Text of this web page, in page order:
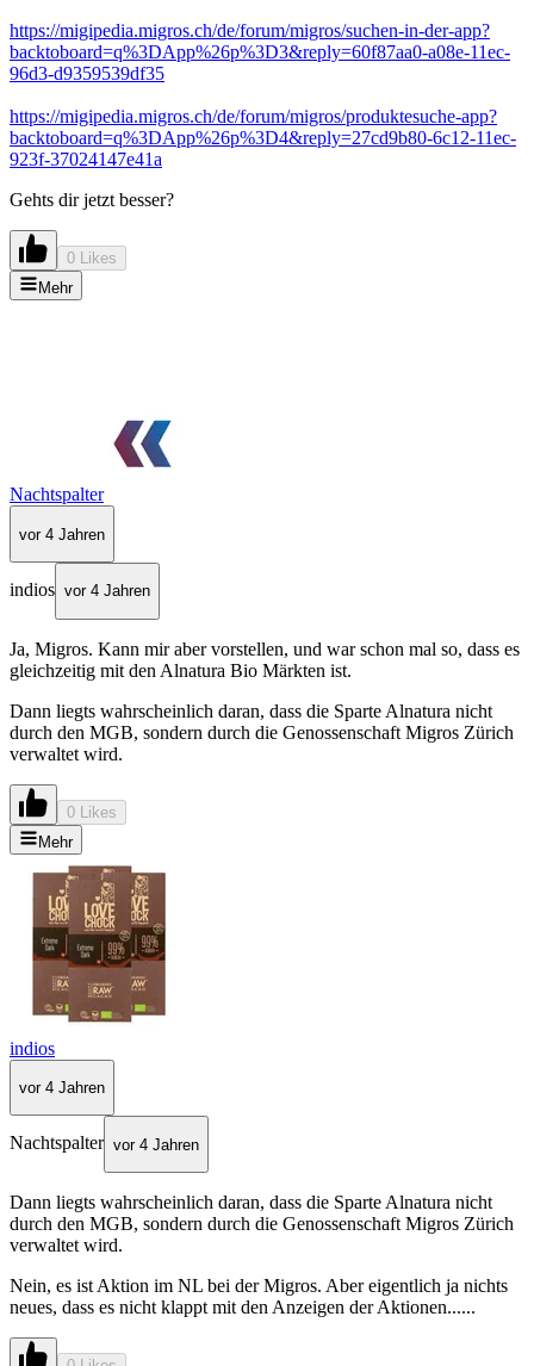
https://migipedia.migros.ch/de/forum/migros/suchen-in-der-app?
backtoboard=q%3DApp%26p%3D3&reply=60f87aa0-a08e-11ec-
96d3-d9359539df35
https://migipedia.migros.ch/de/forum/migros/produktesuche-app?
backtoboard=q%3DApp%26p%3D4&reply=27cd9b80-6c12-11ec-
923f-37024147e41a
Gehts dir jetzt besser?
0 Likes
Mehr
Nachtspalter
vor 4 Jahren
indios vor 4 Jahren
Ja, Migros. Kann mir aber vorstellen, und war schon mal so, dass es
gleichzeitig mit den Alnatura Bio Märkten ist.
Dann liegts wahrscheinlich daran, dass die Sparte Alnatura nicht
durch den MGB, sondern durch die Genossenschaft Migros Zürich
verwaltet wird.
0 Likes
Mehr
indios
vor 4 Jahren
Nachtspalter vor 4 Jahren
Dann liegts wahrscheinlich daran, dass die Sparte Alnatura nicht
durch den MGB, sondern durch die Genossenschaft Migros Zürich
verwaltet wird.
Nein, es ist Aktion im NL bei der Migros. Aber eigentlich ja nichts
neues, dass es nicht klappt mit den Anzeigen der Aktionen......